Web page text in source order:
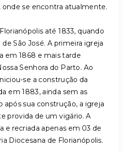
se encontra atualmente.
até 1833, quando
São José. A primeira igreja
em 1868 e mais tarde
Senhora do Parto. Ao
se a construção da
em 1883, ainda sem as
após sua construção, a igreja
provida de um vigário. A
e recriada apenas em 03 de
Diocesana de Florianópolis.